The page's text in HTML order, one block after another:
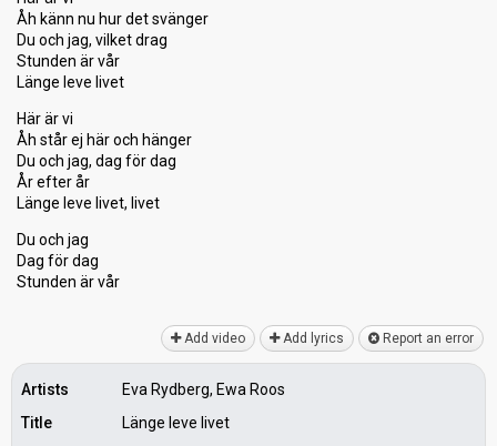
Åh känn nu hur det svänger
Du och jag, vilket drag
Stunden är vår
Länge leve livet
Här är vi
Åh ѕtår ej här och hänger
Du och jag, dag för dag
År efter år
Länge leve livet, livet
Du och jag
Dag för dаg
Stunden är vår
Add video Add lyrics Report an error
Artists
Eva Rydberg, Ewa Roos
Title
Länge leve livet